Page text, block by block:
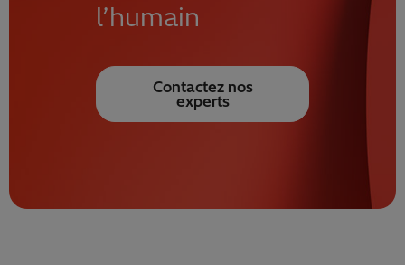
l’humain
Contactez nos
experts